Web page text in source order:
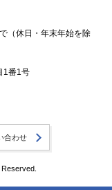
（休日・年末年始を除
1番1号
合わせ